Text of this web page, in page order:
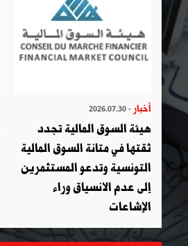
أخبار - 2026.07.30
هيئة السوق المالية تجدد
ثقتها في متانة السوق المالية
التونسية وتدعو المستثمرين
إلى عدم الانسياق وراء
الإشاعات